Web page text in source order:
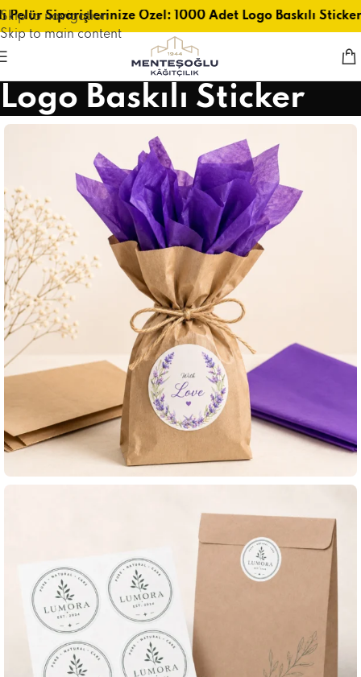
Skip to navigation
Skip to main content
Pelür Siparişlerinize Özel: 1000 Adet Logo Baskılı
Logo Baskılı Sticker